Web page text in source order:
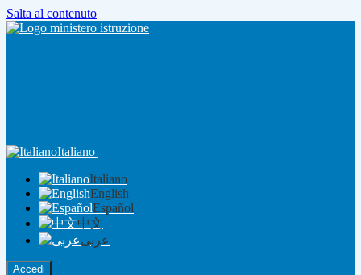
Salta al contenuto
Italiano
Italiano
English
Español
中文
عربى
Accedi